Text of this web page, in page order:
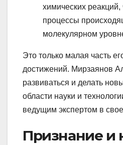
химических
процессы
молекулярном
Это только малая часть
достижений. Мирзаянов
развиваться и делать
области науки и
ведущим экспертом в
Признание и